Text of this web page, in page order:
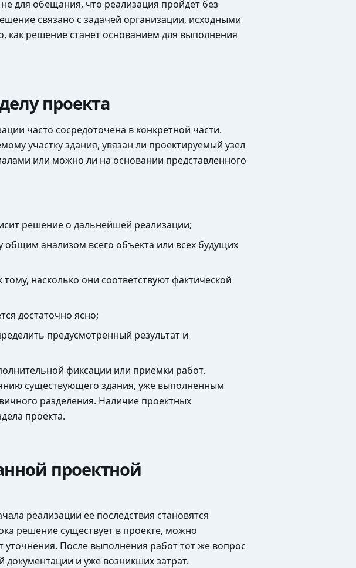
для обещания, что реализация пройдёт без
связано с задачей организации, исходными
решение станет основанием для выполнения
проекта
часто сосредоточена в конкретной части.
участку здания, увязан ли проектируемый узел
или можно ли на основании представленного
решение о дальнейшей реализации;
анализом всего объекта или всех будущих
насколько они соответствуют фактической
достаточно ясно;
предусмотренный результат и
фиксации или приёмки работ.
существующего здания, уже выполненным
разделения. Наличие проектных
проекта.
проектной
реализации её последствия становятся
решение существует в проекте, можно
уточнения. После выполнения работ тот же вопрос
и уже возникших затрат.